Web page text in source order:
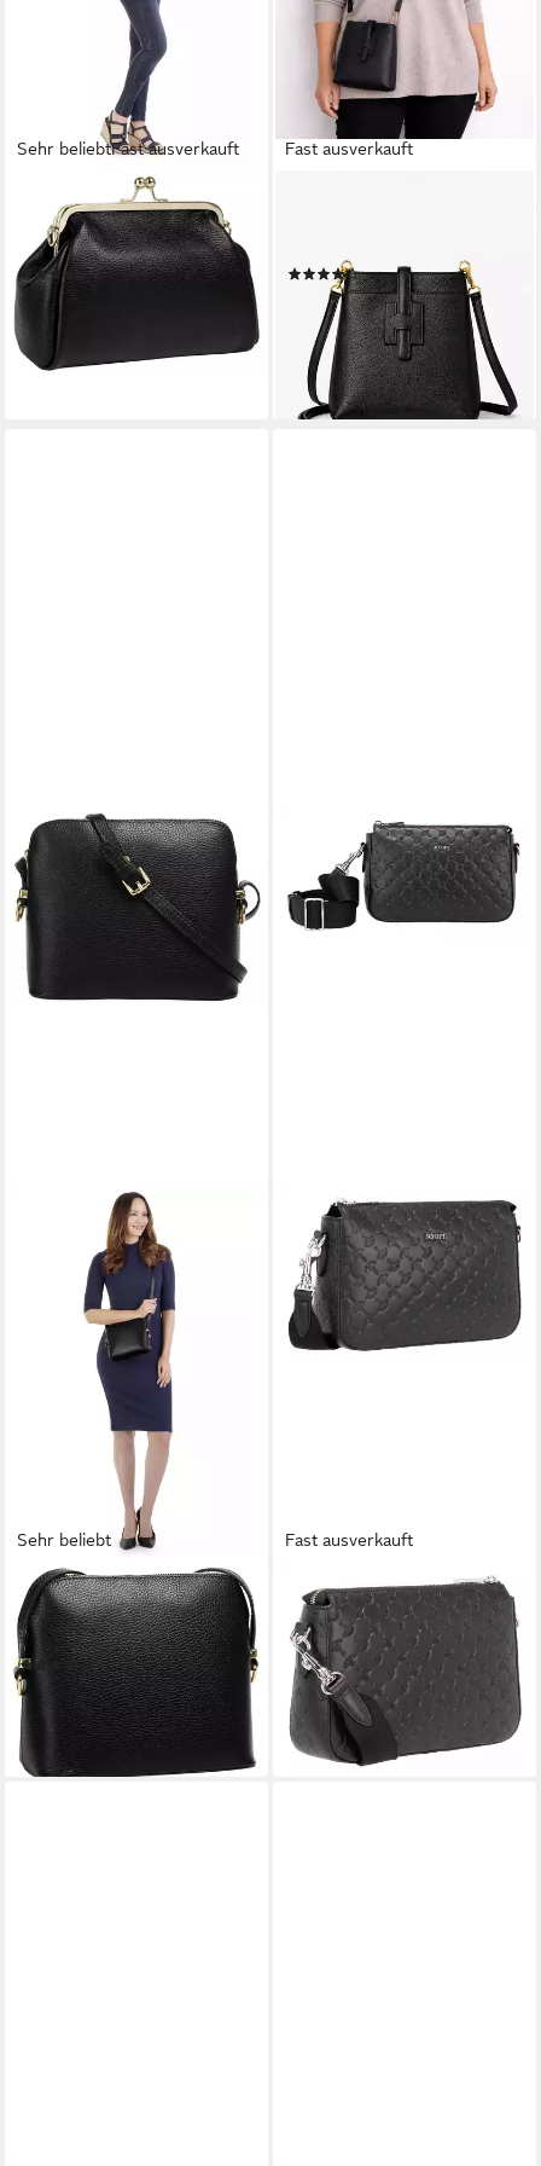
Sehr beliebtFast ausverkauft
Abendtasche, echt Leder,
Made in Italy
(46)
36,95 €
Fast ausverkauft
(7)
38,95 € UVP54,99 €
-29%
lieferbar - in 2-3 Werktagen bei dir
Sehr beliebt
CLUTY
Umhängetasche, echt Leder,
Made in Italy
(63)
36,95 €
lieferbar - in 6-8 Werktagen bei dir
+3
Fast ausverkauft
JOOP!
Umhängetasche Jasmina
Shoulderbag, aus echtem
Rindsleder
ab 159,95 €
lieferbar - in 2-3 Werktagen bei dir